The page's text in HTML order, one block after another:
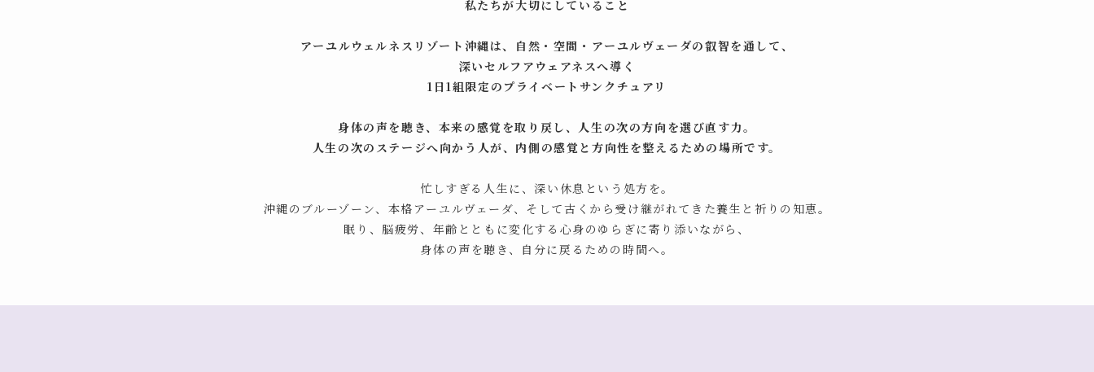
私たちが大切にしていること
アーユルウェルネスリゾート沖縄は、自然・空間・アーユルヴェーダの叡智を通して、
深いセルフアウェアネスへ導く
1日1組限定のプライベートサンクチュアリ
身体の声を聴き、本来の感覚を取り戻し、人生の次の方向を選び直す力。
人生の次のステージへ向かう人が、内側の感覚と方向性を整えるための場所です。
忙しすぎる人生に、深い休息という処方を。
沖縄のブルーゾーン、本格アーユルヴェーダ、そして古くから受け継がれてきた養生と祈りの知恵。
眠り、脳疲労、年齢とともに変化する心身のゆらぎに寄り添いながら、
身体の声を聴き、自分に戻るための時間へ。